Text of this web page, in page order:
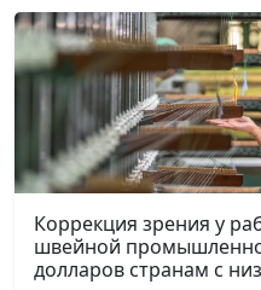
Коррекция зрения у
швейной
долларов странам с